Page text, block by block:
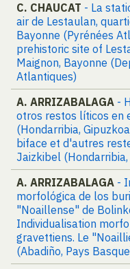
C. CHAUCAT - La
air de Lestaulan,
Bayonne (Pyrénées
prehistoric site of
Maignon, Bayonne
Atlantiques)
A. ARRIZABALAGA -
otros restos líticos en
(Hondarribia,
biface et d'autres
Jaizkibel (Hondarribia,
A. ARRIZABALAGA -
morfológica de los
"Noaillense" de
Individualisation
gravettiens. Le
(Abadiño, Pays